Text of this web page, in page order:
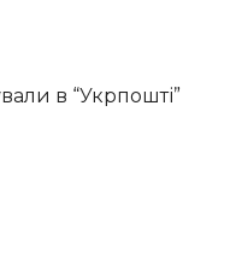
в “Укрпошті”